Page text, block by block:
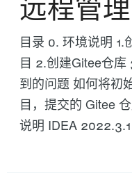
目录 0. 环境说明 1.
目 2.创建Gitee仓
到的问题 如何将初
目，提交的 Gitee
说明 IDEA